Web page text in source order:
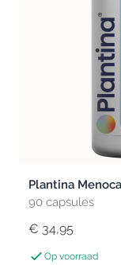
Plantina
90 capsules
€ 34,95
Op voorraad